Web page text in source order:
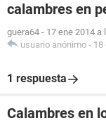
calambres en
guera64 - 17 ene 2014 a
usuario anónimo - 18
1 respuesta
Calambres en